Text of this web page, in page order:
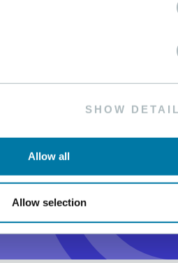
SHOW
Allow all
Allow selection